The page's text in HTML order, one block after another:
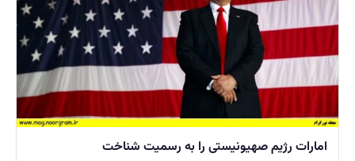
امارات رژیم صهیونیستی را به رسمیت شناخت